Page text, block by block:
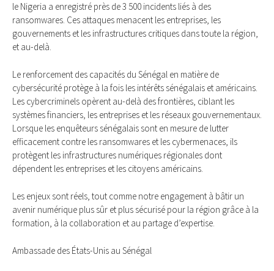
le Nigeria a enregistré près de 3 500 incidents liés à des
ransomwares. Ces attaques menacent les entreprises, les
gouvernements et les infrastructures critiques dans toute la région,
et au-delà.
Le renforcement des capacités du Sénégal en matière de
cybersécurité protège à la fois les intérêts sénégalais et américains.
Les cybercriminels opèrent au-delà des frontières, ciblant les
systèmes financiers, les entreprises et les réseaux gouvernementaux.
Lorsque les enquêteurs sénégalais sont en mesure de lutter
efficacement contre les ransomwares et les cybermenaces, ils
protègent les infrastructures numériques régionales dont
dépendent les entreprises et les citoyens américains.
Les enjeux sont réels, tout comme notre engagement à bâtir un
avenir numérique plus sûr et plus sécurisé pour la région grâce à la
formation, à la collaboration et au partage d’expertise.
Ambassade des États-Unis au Sénégal